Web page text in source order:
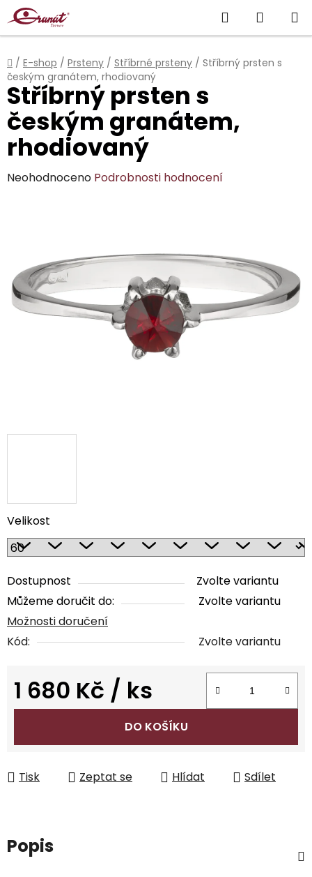
Přejít
na
obsah
Hledat
KOŠÍK
Domů
/ E-shop / Prsteny / Stříbrné prsteny / Stříbrný prsten s
českým granátem, rhodiovaný
Velikost
Dostupnost
Zvolte variantu
Můžeme doručit do:
Zvolte variantu
Možnosti doručení
Kód:
Zvolte variantu
1 680 Kč / ks
Měrná cena:
DO KOŠÍKU
Tisk Zeptat se Hlídat Sdílet
Stříbrný prsten s
českým granátem,
rhodiovaný
Průměrné
5
hvězdiček.
Neohodnoceno Podrobnosti hodnocení
Popis